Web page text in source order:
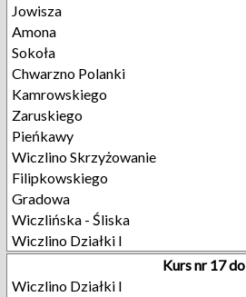
Jowisza
Amona
Sokoła
Chwarzno Polanki
Kamrowskiego
Zaruskiego
Pieńkawy
Wiczlino Skrzyżowanie
Filipkowskiego
Gradowa
Wiczlińska - Śliska
Wiczlino Działki I
Kurs nr 17 do
Wiczlino Działki I